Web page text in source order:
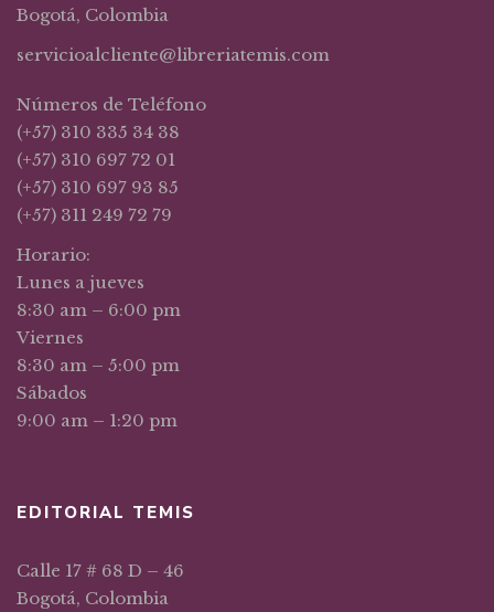
Bogotá, Colombia
servicioalcliente@libreriatemis.com
Números de Teléfono
(+57) 310 335 34 38
(+57) 310 697 72 01
(+57) 310 697 93 85
(+57) 311 249 72 79
Horario:
Lunes a jueves
8:30 am – 6:00 pm
Viernes
8:30 am – 5:00 pm
Sábados
9:00 am – 1:20 pm
EDITORIAL TEMIS
Calle 17 # 68 D – 46
Bogotá, Colombia